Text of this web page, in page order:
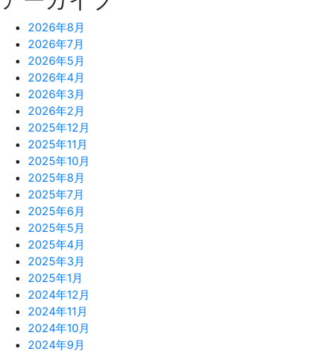
2026年8月
2026年7月
2026年5月
2026年4月
2026年3月
2026年2月
2025年12月
2025年11月
2025年10月
2025年8月
2025年7月
2025年6月
2025年5月
2025年4月
2025年3月
2025年1月
2024年12月
2024年11月
2024年10月
2024年9月